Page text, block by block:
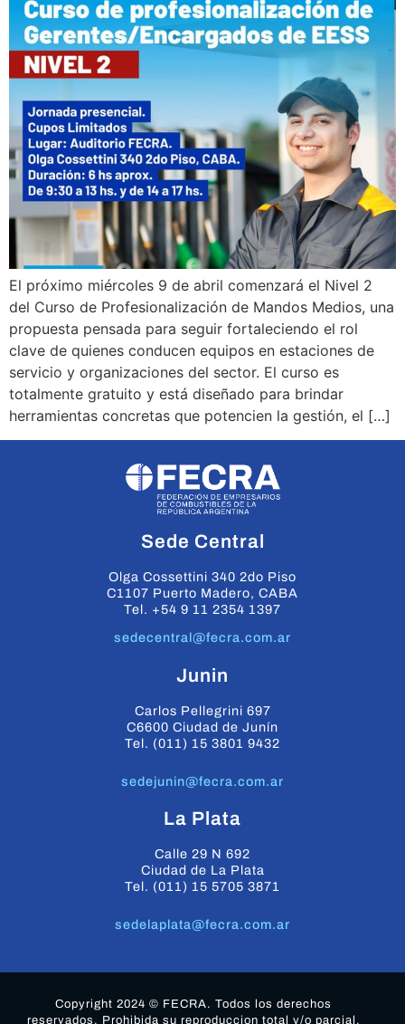
El próximo miércoles 9 de abril comenzará el Nivel 2
del Curso de Profesionalización de Mandos Medios, una
propuesta pensada para seguir fortaleciendo el rol
clave de quienes conducen equipos en estaciones de
servicio y organizaciones del sector. El curso es
totalmente gratuito y está diseñado para brindar
herramientas concretas que potencien la gestión, el […]
Sede Central
Olga Cossettini 340 2do Piso
C1107 Puerto Madero, CABA
Tel. +54 9 11 2354 1397
sedecentral@fecra.com.ar
Junin
Carlos Pellegrini 697
C6600 Ciudad de Junín
Tel. (011) 15 3801 9432
sedejunin@fecra.com.ar
La Plata
Calle 29 N 692
Ciudad de La Plata
Tel. (011) 15 5705 3871
sedelaplata@fecra.com.ar
Copyright 2024 © FECRA. Todos los derechos
reservados. Prohibida su reproduccion total y/o parcial.